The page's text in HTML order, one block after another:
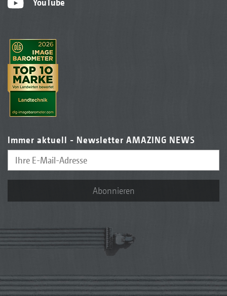
YouTube
Immer aktuell - Newsletter AMAZING NEWS
Abonnieren